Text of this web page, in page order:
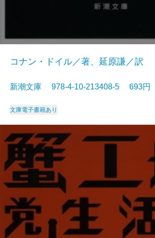
コナン・ドイル／著、延原謙／訳
新潮文庫 978-4-10-213408-5 693円
文庫電子書籍あり